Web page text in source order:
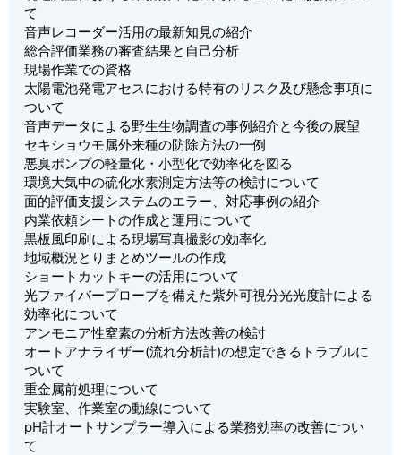
て
音声レコーダー活用の最新知見の紹介
総合評価業務の審査結果と自己分析
現場作業での資格
太陽電池発電アセスにおける特有のリスク及び懸念事項に
ついて
音声データによる野生生物調査の事例紹介と今後の展望
セキショウモ属外来種の防除方法の一例
悪臭ポンプの軽量化・小型化で効率化を図る
環境大気中の硫化水素測定方法等の検討について
面的評価支援システムのエラー、対応事例の紹介
内業依頼シートの作成と運用について
黒板風印刷による現場写真撮影の効率化
地域概況とりまとめツールの作成
ショートカットキーの活用について
光ファイバープローブを備えた紫外可視分光光度計による
効率化について
アンモニア性窒素の分析方法改善の検討
オートアナライザー(流れ分析計)の想定できるトラブルに
ついて
重金属前処理について
実験室、作業室の動線について
pH計オートサンプラー導入による業務効率の改善につい
て